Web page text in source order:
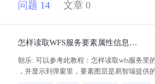
问题 14 文章 0
怎样读取WFS服务要素属性信息，
朝乐: 可以参考此教程：怎样读取wfs服务里
，并显示到弹窗里，要素图层是易智瑞提供